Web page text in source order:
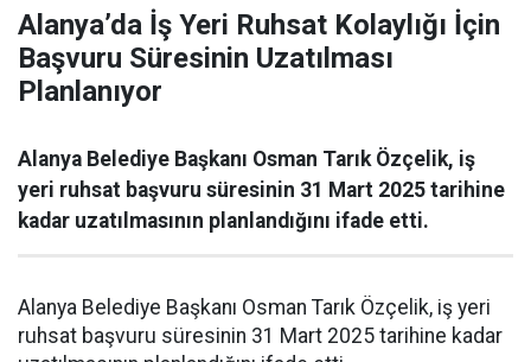
Alanya’da İş Yeri Ruhsat Kolaylığı İçin
Başvuru Süresinin Uzatılması
Planlanıyor
Alanya Belediye Başkanı Osman Tarık Özçelik, iş
yeri ruhsat başvuru süresinin 31 Mart 2025 tarihine
kadar uzatılmasının planlandığını ifade etti.
Alanya Belediye Başkanı Osman Tarık Özçelik, iş yeri
ruhsat başvuru süresinin 31 Mart 2025 tarihine kadar